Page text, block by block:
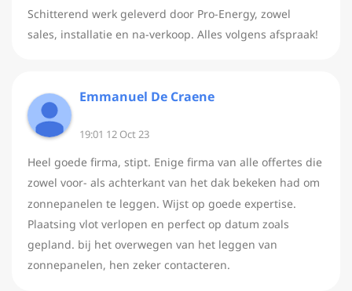
Schitterend werk geleverd door Pro-Energy, zowel
sales, installatie en na-verkoop. Alles volgens afspraak!
Emmanuel De Craene
19:01 12 Oct 23
Heel goede firma, stipt. Enige firma van alle offertes die
zowel voor- als achterkant van het dak bekeken had om
zonnepanelen te leggen. Wijst op goede expertise.
Plaatsing vlot verlopen en perfect op datum zoals
gepland. bij het overwegen van het leggen van
zonnepanelen, hen zeker contacteren.